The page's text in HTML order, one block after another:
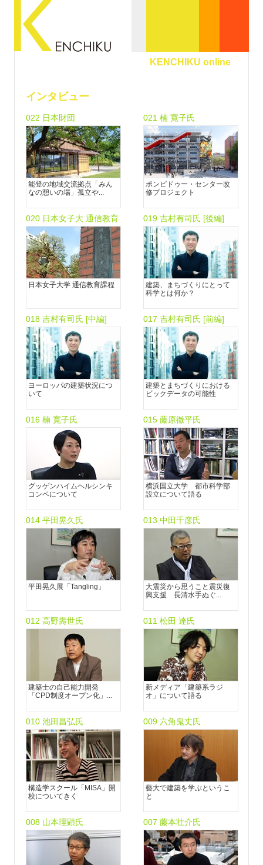
KENCHIKU online
インタビュー
022 日本財団
能登の地域交流拠点「みん
なの憩いの場」孤立や...
021 楠 寛子氏
ポンピドゥー・センター改
修プロジェクト
020 日本女子大 通信教育
日本女子大学 通信教育課程
019 吉村有司氏 [後編]
建築、まちづくりにとって
科学とは何か？
018 吉村有司氏 [中編]
ヨーロッパの建築状況につ
いて
017 吉村有司氏 [前編]
建築とまちづくりにおける
ビックデータの可能性
016 楠 寛子氏
グッゲンハイムヘルシンキ
コンペについて
015 藤原徹平氏
横浜国立大学 都市科学部
設立について語る
014 平田晃久氏
平田晃久展「Tangling」
013 中田千彦氏
大震災から思うこと震災復
興支援 長清水手ぬぐ...
012 高野壽世氏
建築士の自己能力開発
「CPD制度オープン化」...
011 松田 達氏
新メディア「建築系ラジ
オ」について語る
010 池田昌弘氏
構造学スクール「MISA」開
校についてきく
009 六角鬼丈氏
藝大で建築を学ぶというこ
と
008 山本理顕氏 007 藤本壮介氏